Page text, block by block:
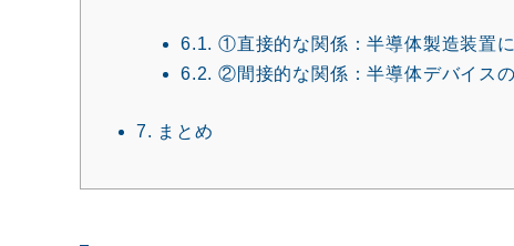
6.1. ①直接的な関係：半導体製造装置
6.2. ②間接的な関係：半導体デバイス
7. まとめ